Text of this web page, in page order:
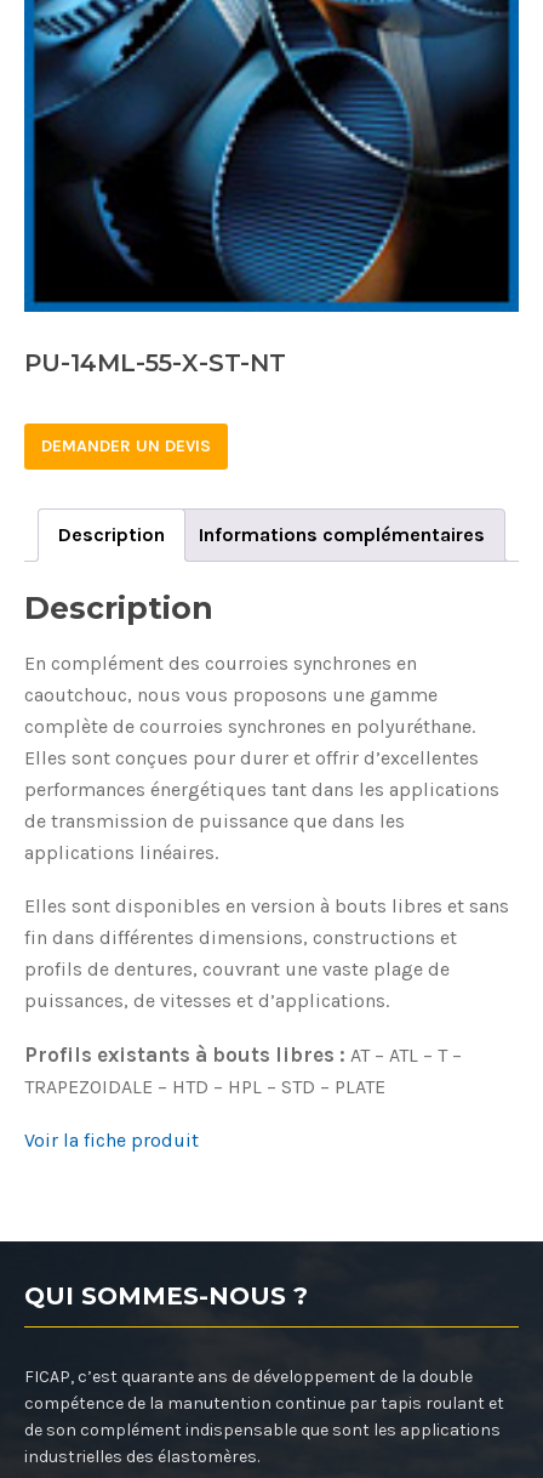
PU-14ML-55-X-ST-NT
DEMANDER UN DEVIS
Description Informations complémentaires
Description
En complément des courroies synchrones en
caoutchouc, nous vous proposons une gamme
complète de courroies synchrones en polyuréthane.
Elles sont conçues pour durer et offrir d’excellentes
performances énergétiques tant dans les applications
de transmission de puissance que dans les
applications linéaires.
Elles sont disponibles en version à bouts libres et sans
fin dans différentes dimensions, constructions et
profils de dentures, couvrant une vaste plage de
puissances, de vitesses et d’applications.
Profils existants à bouts libres : AT – ATL – T –
TRAPEZOIDALE – HTD – HPL – STD – PLATE
Voir la fiche produit
QUI SOMMES-NOUS ?
FICAP, c’est quarante ans de développement de la double
compétence de la manutention continue par tapis roulant et
de son complément indispensable que sont les applications
industrielles des élastomères.